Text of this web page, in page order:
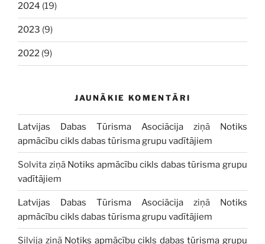
2024 (19)
2023 (9)
2022 (9)
JAUNĀKIE KOMENTĀRI
Latvijas Dabas Tūrisma Asociācija ziņā Notiks
apmācību cikls dabas tūrisma grupu vadītājiem
Solvita ziņā Notiks apmācību cikls dabas tūrisma grupu
vadītājiem
Latvijas Dabas Tūrisma Asociācija ziņā Notiks
apmācību cikls dabas tūrisma grupu vadītājiem
Silvija ziņā Notiks apmācību cikls dabas tūrisma grupu